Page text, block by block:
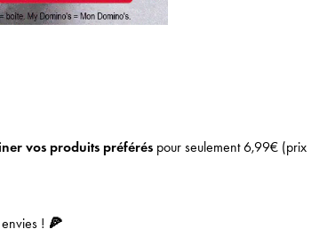
vos produits préféréspour seulement 6,99€ (prix
! 🍕